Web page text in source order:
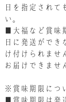
日を指定されて
い。
■大福など賞味
日に発送ができ
け付けられませ
お届けできませ
※賞味期限につ
■賞味期限は発